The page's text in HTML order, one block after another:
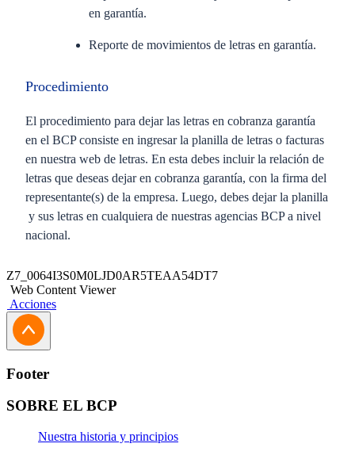
en garantía.
Reporte de movimientos de letras en garantía.
Procedimiento
El procedimiento para dejar las letras en cobranza garantía
en el BCP consiste en ingresar la planilla de letras o facturas
en nuestra web de letras. En esta debes incluir la relación de
letras que deseas dejar en cobranza garantía, con la firma del
representante(s) de la empresa. Luego, debes dejar la planilla
y sus letras en cualquiera de nuestras agencias BCP a nivel
nacional.
establecerá la línea de crédito a utilizar.
Contratos
Contrato Marco de Afiliación al Servicio de Envío de
Planilla de Letras o Facturas
Z7_0064I3S0M0LJD0AR5TEAA54DT7
Web Content Viewer
Acciones
Footer
SOBRE EL BCP
Nuestra historia y principios